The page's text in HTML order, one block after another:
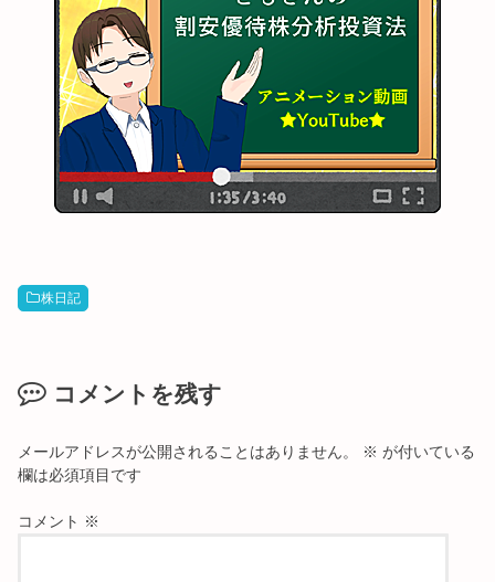
株日記
コメントを残す
メールアドレスが公開されることはありません。 ※ が付いている
欄は必須項目です
コメント ※